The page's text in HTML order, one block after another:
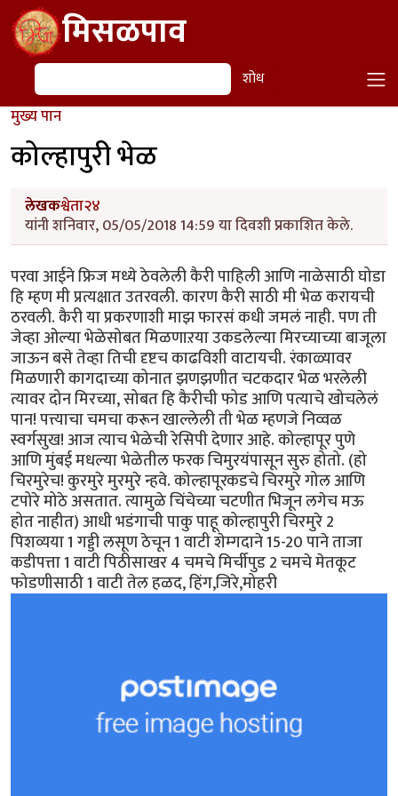
Skip to main contentमिसळपाव
शोध शोध
मुख्य पान
कोल्हापुरी भेळ
लेखकश्वेता२४
यांनी शनिवार, 05/05/2018 14:59 या दिवशी प्रकाशित केले.
परवा आईने फ्रिज मध्ये ठेवलेली कैरी पाहिली आणि नाळेसाठी घोडा
हि म्हण मी प्रत्यक्षात उतरवली. कारण कैरी साठी मी भेळ करायची
ठरवली. कैरी या प्रकरणाशी माझ फारसं कधी जमलं नाही. पण ती
जेव्हा ओल्या भेळेसोबत मिळणाऱया उकडलेल्या मिरच्याच्या बाजूला
जाऊन बसे तेव्हा तिची दृष्टच काढविशी वाटायची. रंकाळ्यावर
मिळणारी कागदाच्या कोनात झणझणीत चटकदार भेळ भरलेली
त्यावर दोन मिरच्या, सोबत हि कैरीची फोड आणि पत्याचे खोचलेलं
पान! पत्त्याचा चमचा करून खाल्लेली ती भेळ म्हणजे निव्वळ
स्वर्गसुख! आज त्याच भेळेची रेसिपी देणार आहे. कोल्हापूर पुणे
आणि मुंबई मधल्या भेळेतील फरक चिमुरयंपासून सुरु होतो. (हो
चिरमुरेच! कुरमुरे मुरमुरे न्हवे. कोल्हापूरकडचे चिरमुरे गोल आणि
टपोरे मोठे असतात. त्यामुळे चिंचेच्या चटणीत भिजून लगेच मऊ
होत नाहीत) आधी भडंगाची पाकु पाहू कोल्हापुरी चिरमुरे 2
पिशव्यया 1 गड्डी लसूण ठेचून 1 वाटी शेम्गदाने 15-20 पाने ताजा
कडीपत्ता 1 वाटी पिठीसाखर 4 चमचे मिर्चीपुड 2 चमचे मेतकूट
फोडणीसाठी 1 वाटी तेल हळद, हिंग,जिरे,मोहरी